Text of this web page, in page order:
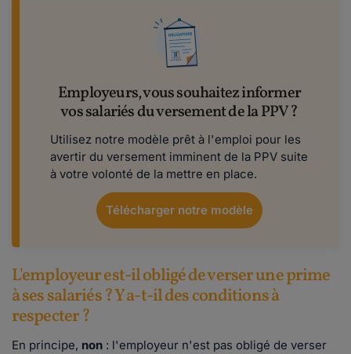
Employeurs, vous souhaitez informer
vos salariés du versement de la PPV ?
Utilisez notre modèle prêt à l'emploi pour les
avertir du versement imminent de la PPV suite
à votre volonté de la mettre en place.
Télécharger notre modèle
L'employeur est-il obligé de verser une prime
à ses salariés ? Y a-t-il des conditions à
respecter ?
En principe, non : l'employeur n'est pas obligé de verser